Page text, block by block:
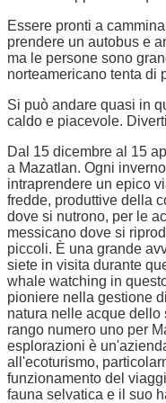
Essere pronti a
prendere un autobus e
ma le persone sono
norteamericano tenta di
Si può andare quasi in
caldo e piacevole.
Dal 15 dicembre al 15
a Mazatlan. Ogni
intraprendere un epico
fredde, produttive della
dove si nutrono, per le
messicano dove si
piccoli. È una grande
siete in visita durante
whale watching in
pioniere nella gestione
natura nelle acque dello
rango numero uno per
esplorazioni è
all'ecoturismo,
funzionamento del
fauna selvatica e il suo